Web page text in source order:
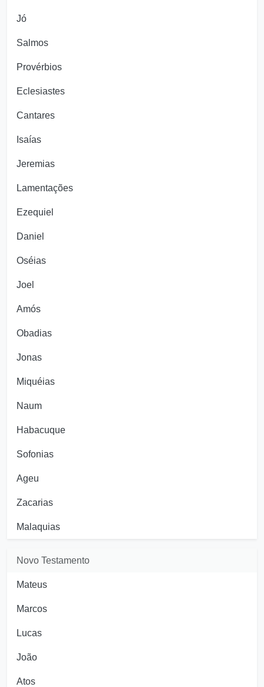
Jó
Salmos
Provérbios
Eclesiastes
Cantares
Isaías
Jeremias
Lamentações
Ezequiel
Daniel
Oséias
Joel
Amós
Obadias
Jonas
Miquéias
Naum
Habacuque
Sofonias
Ageu
Zacarias
Malaquias
Novo Testamento
Mateus
Marcos
Lucas
João
Atos